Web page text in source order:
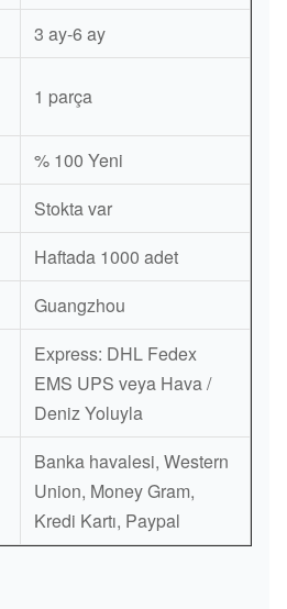
3 ay-6 ay
1 parça
% 100 Yeni
Stokta var
Haftada 1000 adet
Guangzhou
Express: DHL Fedex
EMS UPS veya Hava /
Deniz Yoluyla
Banka havalesi, Western
Union, Money Gram,
Kredi Kartı, Paypal